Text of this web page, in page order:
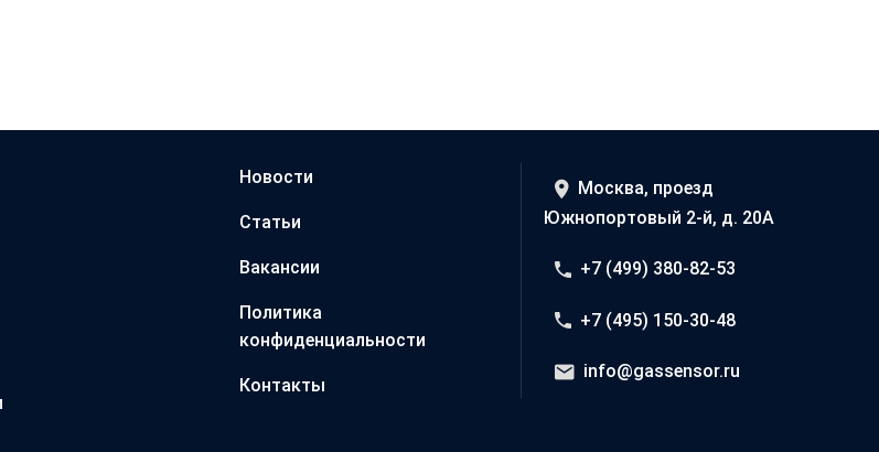
Новости
Статьи
Вакансии
Политика
конфиденциальности
Контакты
Москва, проезд
Южнопортовый 2-й, д. 20А
+7 (499) 380-82-53
+7 (495) 150-30-48
info@gassensor.ru